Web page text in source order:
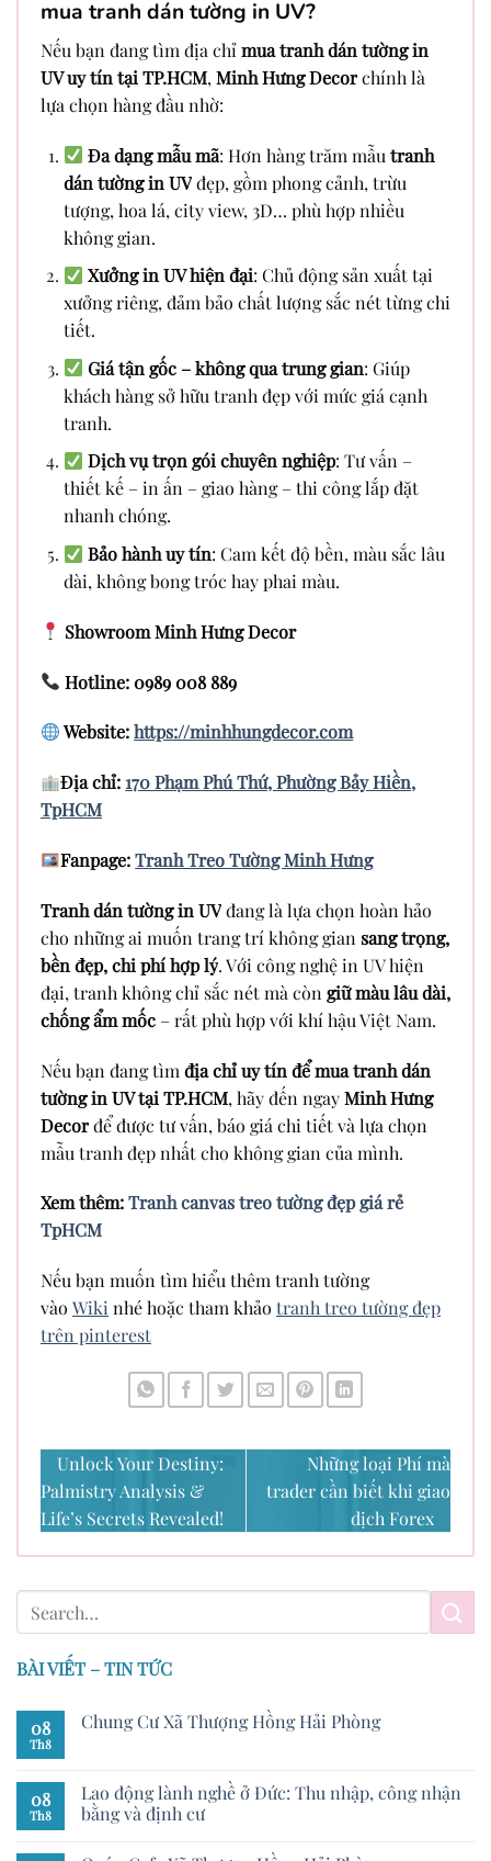
mua tranh dán tường in UV?
Nếu bạn đang tìm địa chỉmua tranh dán tường in
UV uy tín tại TP.HCM, Minh Hưng Decorchính là
lựa chọn hàng đầu nhờ:
Đa dạng mẫu mã: Hơn hàng trăm mẫutranh
dán tường in UVđẹp, gồm phong cảnh, trừu
tượng, hoa lá, city view, 3D… phù hợp nhiều
không gian.
Xưởng in UV hiện đại: Chủ động sản xuất tại
xưởng riêng, đảm bảo chất lượng sắc nét từng chi
tiết.
Giá tận gốc – không qua trung gian: Giúp
khách hàng sở hữu tranh đẹp với mức giá cạnh
tranh.
Dịch vụ trọn gói chuyên nghiệp: Tư vấn –
thiết kế – in ấn – giao hàng – thi công lắp đặt
nhanh chóng.
Bảo hành uy tín: Cam kết độ bền, màu sắc lâu
dài, không bong tróc hay phai màu.
Showroom Minh Hưng Decor
Hotline: 0989 008 889
Website:https://minhhungdecor.com
Địa chỉ:170 Phạm Phú Thứ, Phường Bảy Hiền,
TpHCM
Fanpage: Tranh Treo Tường Minh Hưng
Tranh dán tường in UVđang là lựa chọn hoàn hảo
cho những ai muốn trang trí không gian sang trọng,
bền đẹp, chi phí hợp lý. Với công nghệ in UV hiện
đại, tranh không chỉ sắc nét mà còn giữ màu lâu dài,
chống ẩm mốc – rất phù hợp với khí hậu Việt Nam.
Nếu bạn đang tìm địa chỉ uy tín để mua tranh dán
tường in UV tại TP.HCM, hãy đến ngayMinh Hưng
Decorđể được tư vấn, báo giá chi tiết và lựa chọn
mẫu tranh đẹp nhất cho không gian của mình.
Xem thêm:Tranh canvas treo tường đẹp giá rẻ
TpHCM
Nếu bạn muốn tìm hiểu thêm tranh tường
vào Wikinhé hoặc tham khảo tranh treo tường đẹp
trên pinterest
Unlock Your Destiny:
Palmistry Analysis &
Life’s Secrets Revealed!
Những loại Phí mà
trader cần biết khi giao
dịch Forex
BÀI VIẾT – TIN TỨC
08
Th8
Chung Cư Xã Thượng Hồng Hải Phòng
08
Th8
Lao động lành nghề ở Đức: Thu nhập, công nhận
bằng và định cư